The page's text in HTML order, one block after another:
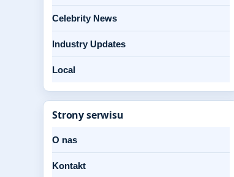
Celebrity News
Industry Updates
Local
Strony serwisu
O nas
Kontakt